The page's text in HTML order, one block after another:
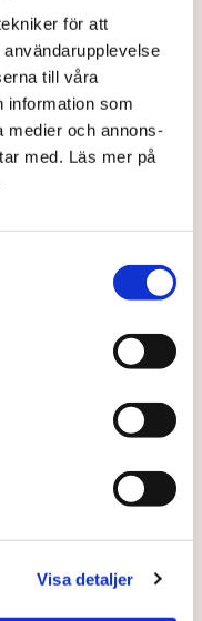
för att
till våra
information som
medier och annons-
med. Läs mer på
Visa detaljer
är: Man in
MITM eller
och social
och Botnät.
Institute för Trend
består av svar från 3
Tillväxt